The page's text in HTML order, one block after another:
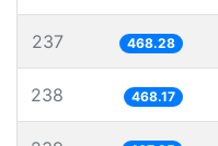
237 468.28
238 468.17